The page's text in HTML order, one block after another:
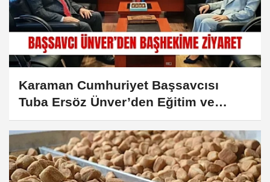
Karaman Cumhuriyet Başsavcısı
Tuba Ersöz Ünver’den Eğitim ve
Araştırma Hastanesine Ziyaret